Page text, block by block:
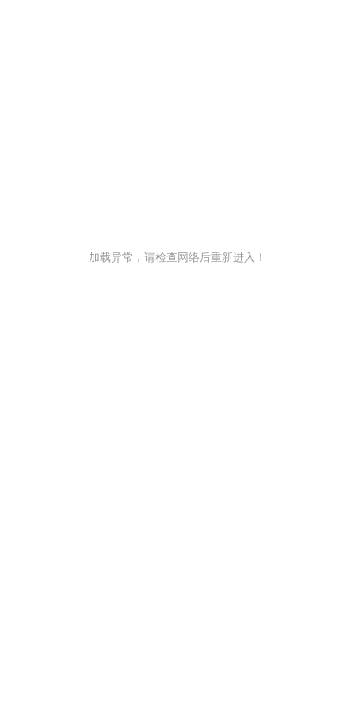
加载异常，请检查网络后重新进入！